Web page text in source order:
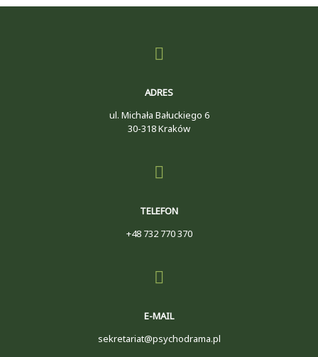
ADRES
ul. Michała Bałuckiego 6
30-318 Kraków
TELEFON
+48 732 770 370
E-MAIL
sekretariat@psychodrama.pl